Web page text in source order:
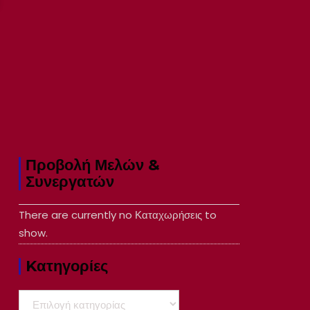
Προβολή Μελών &
Συνεργατών
There are currently no Καταχωρήσεις to
show.
Kατηγορίες
Kατηγορίες